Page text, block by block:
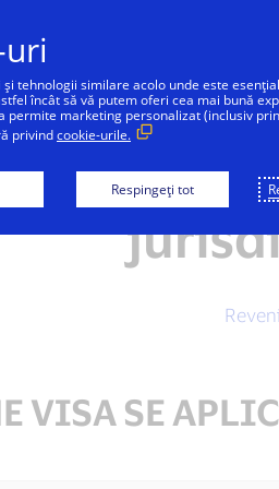
Termeni
VISA SE
și tehnologii similare acolo unde este
încât să vă putem oferi cea mai bună
permite marketing personalizat (inclusiv
privindcookie-urile.
Respingeți tot